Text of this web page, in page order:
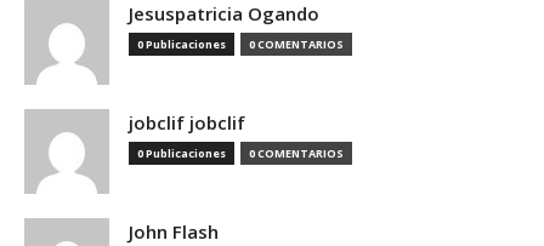
Jesuspatricia Ogando
0 Publicaciones 0 COMENTARIOS
jobclif jobclif
0 Publicaciones 0 COMENTARIOS
John Flash